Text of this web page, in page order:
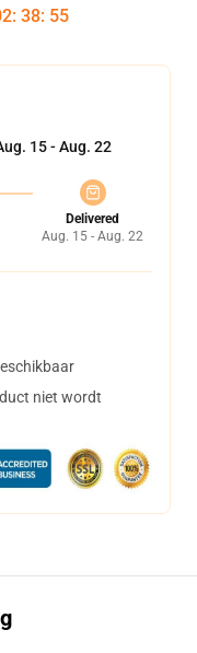
: 38: 54
15 - Aug. 22
Delivered
Aug. 15 - Aug. 22
niet wordt